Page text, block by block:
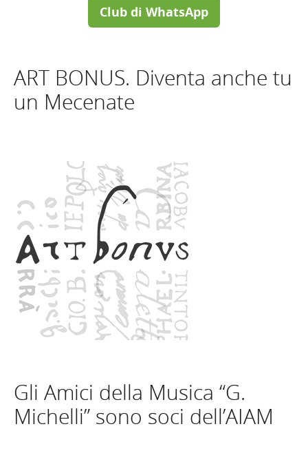
Club di WhatsApp
ART BONUS. Diventa anche tu
un Mecenate
Gli Amici della Musica “G.
Michelli” sono soci dell’AIAM